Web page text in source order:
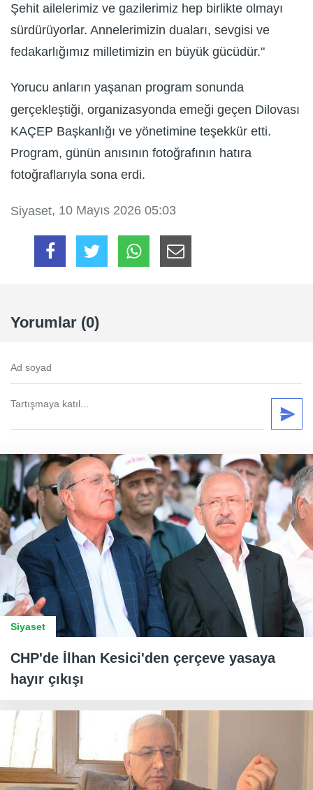
Şehit ailelerimiz ve gazilerimiz hep birlikte olmayı
sürdürüyorlar. Annelerimizin duaları, sevgisi ve
fedakarlığımız milletimizin en büyük gücüdür."
Yorucu anların yaşanan program sonunda
gerçekleştiği, organizasyonda emeği geçen Dilovası
KAÇEP Başkanlığı ve yönetimine teşekkür etti.
Program, günün anısının fotoğrafının hatıra
fotoğraflarıyla sona erdi.
Siyaset, 10 Mayıs 2026 05:03
Yorumlar (0)
Siyaset
CHP'de İlhan Kesici'den çerçeve yasaya
hayır çıkışı